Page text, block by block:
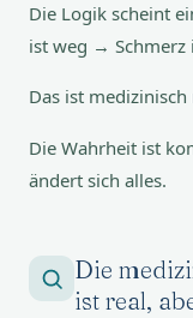
Die Logik scheint
ist weg →
Das ist medizinisch
Die Wahrheit ist
ändert sich alles.
Die
ist real,